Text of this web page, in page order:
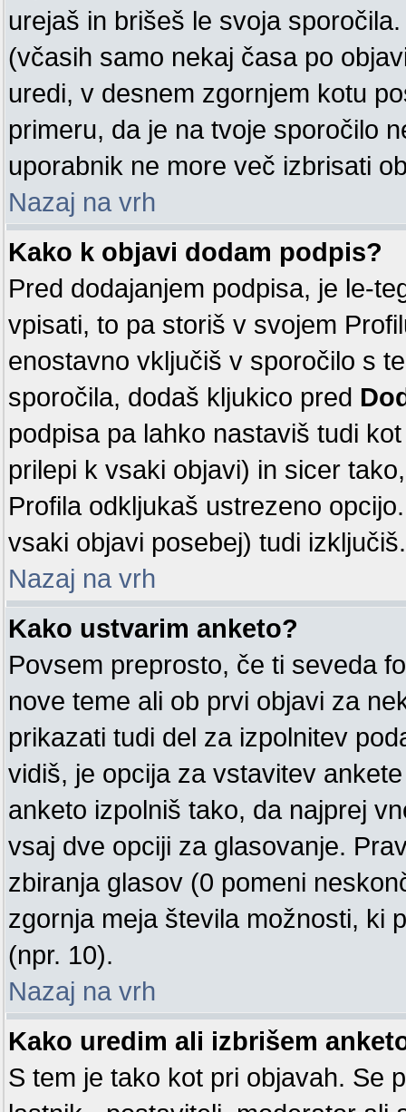
urejaš in brišeš le svoja
(včasih samo nekaj časa po
uredi, v desnem zgornjem kotu
primeru, da je na tvoje sporočilo
uporabnik ne more več izbrisati
Nazaj na vrh
Kako k objavi dodam podpis?
Pred dodajanjem podpisa, je le-
vpisati, to pa storiš v svojem
enostavno vključiš v sporočilo s
sporočila, dodaš kljukico pred
podpisa pa lahko nastaviš tudi
prilepi k vsaki objavi) in sicer
Profila odkljukaš ustrezeno
vsaki objavi posebej) tudi izključiš.
Nazaj na vrh
Kako ustvarim anketo?
Povsem preprosto, če ti seveda
nove teme ali ob prvi objavi za
prikazati tudi del za izpolnitev
vidiš, je opcija za vstavitev
anketo izpolniš tako, da najprej
vsaj dve opciji za glasovanje.
zbiranja glasov (0 pomeni
zgornja meja števila možnosti, ki
(npr. 10).
Nazaj na vrh
Kako uredim ali izbrišem
S tem je tako kot pri objavah. Se